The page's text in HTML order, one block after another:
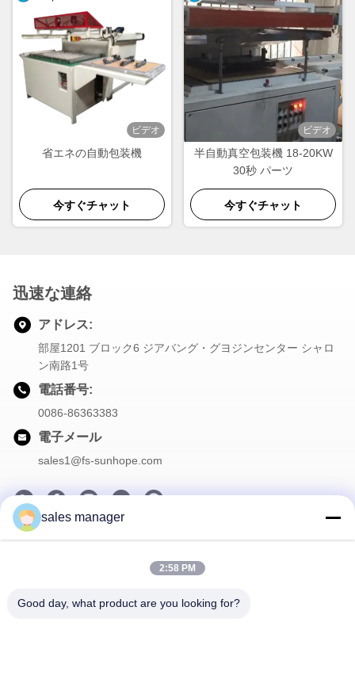
ビデオ
省エネの自動包装機
今すぐチャット
ビデオ
半自動真空包装機 18-20KW
30秒 パーツ
今すぐチャット
迅速な連絡
アドレス:
部屋1201 ブロック6 ジアバング・グヨジンセンター シャロ
ン南路1号
電話番号:
0086-86363383
電子メール
sales1@fs-sunhope.com
私たちのニュースレター
割引など、お得な情報をお届けするニュースレターにご登録くだ
sales manager
2:58 PM
Good day, what product are you looking for?